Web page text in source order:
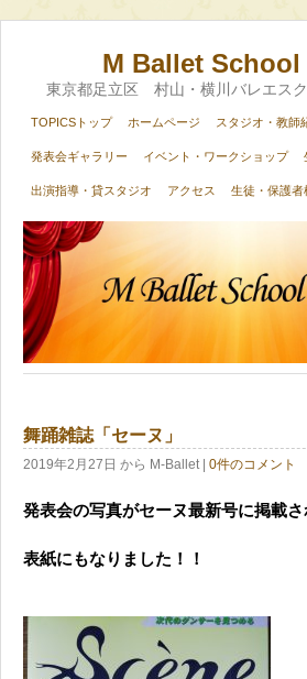
M Ballet
東京都足立区 村山・横川バレエスク
TOPICSトップ ホームページ スタジオ・教師
発表会ギャラリー イベント・ワークショップ
出演指導・貸スタジオ アクセス 生徒・保護者
舞踊雑誌「セーヌ」
2019年2月27日 から M-Ballet| 0件のコメント
発表会の写真がセーヌ最新号に掲載さ
表紙にもなりました！！